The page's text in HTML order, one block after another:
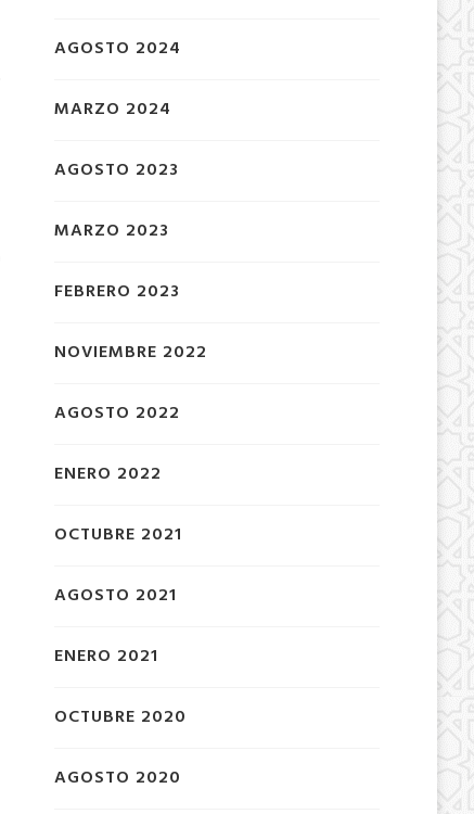
AGOSTO 2024
MARZO 2024
AGOSTO 2023
MARZO 2023
FEBRERO 2023
NOVIEMBRE 2022
AGOSTO 2022
ENERO 2022
OCTUBRE 2021
AGOSTO 2021
ENERO 2021
OCTUBRE 2020
AGOSTO 2020